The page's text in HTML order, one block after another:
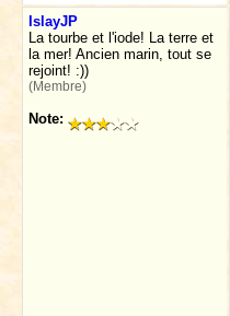
IslayJP
La tourbe et l'iode! La terre et
la mer! Ancien marin, tout se
rejoint! :))
(Membre)
Note: